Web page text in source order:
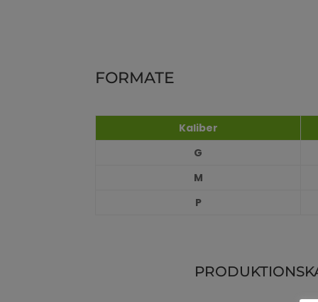
FORMATE
Kaliber
G
M
P